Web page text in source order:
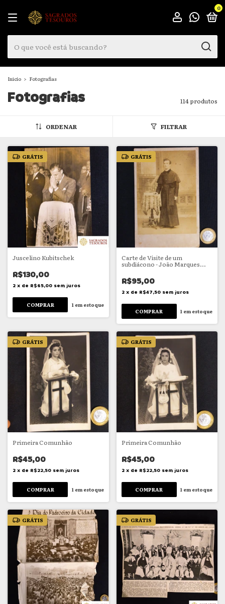
0
Início > Fotografias
Fotografias 114 produtos
ORDENAR FILTRAR
GRÁTIS
Juscelino Kubitschek
R$130,00
2 x de R$65,00 sem juros
1 em estoque
GRÁTIS
Carte de Visite de um
subdiácono - João Marques
R$95,00
2 x de R$47,50 sem juros
1 em estoque
GRÁTIS
Primeira Comunhão
R$45,00
2 x de R$22,50 sem juros
1em estoque
GRÁTIS
Primeira Comunhão
R$45,00
2 x de R$22,50 sem juros
1 em estoque
GRÁTIS GRÁTIS